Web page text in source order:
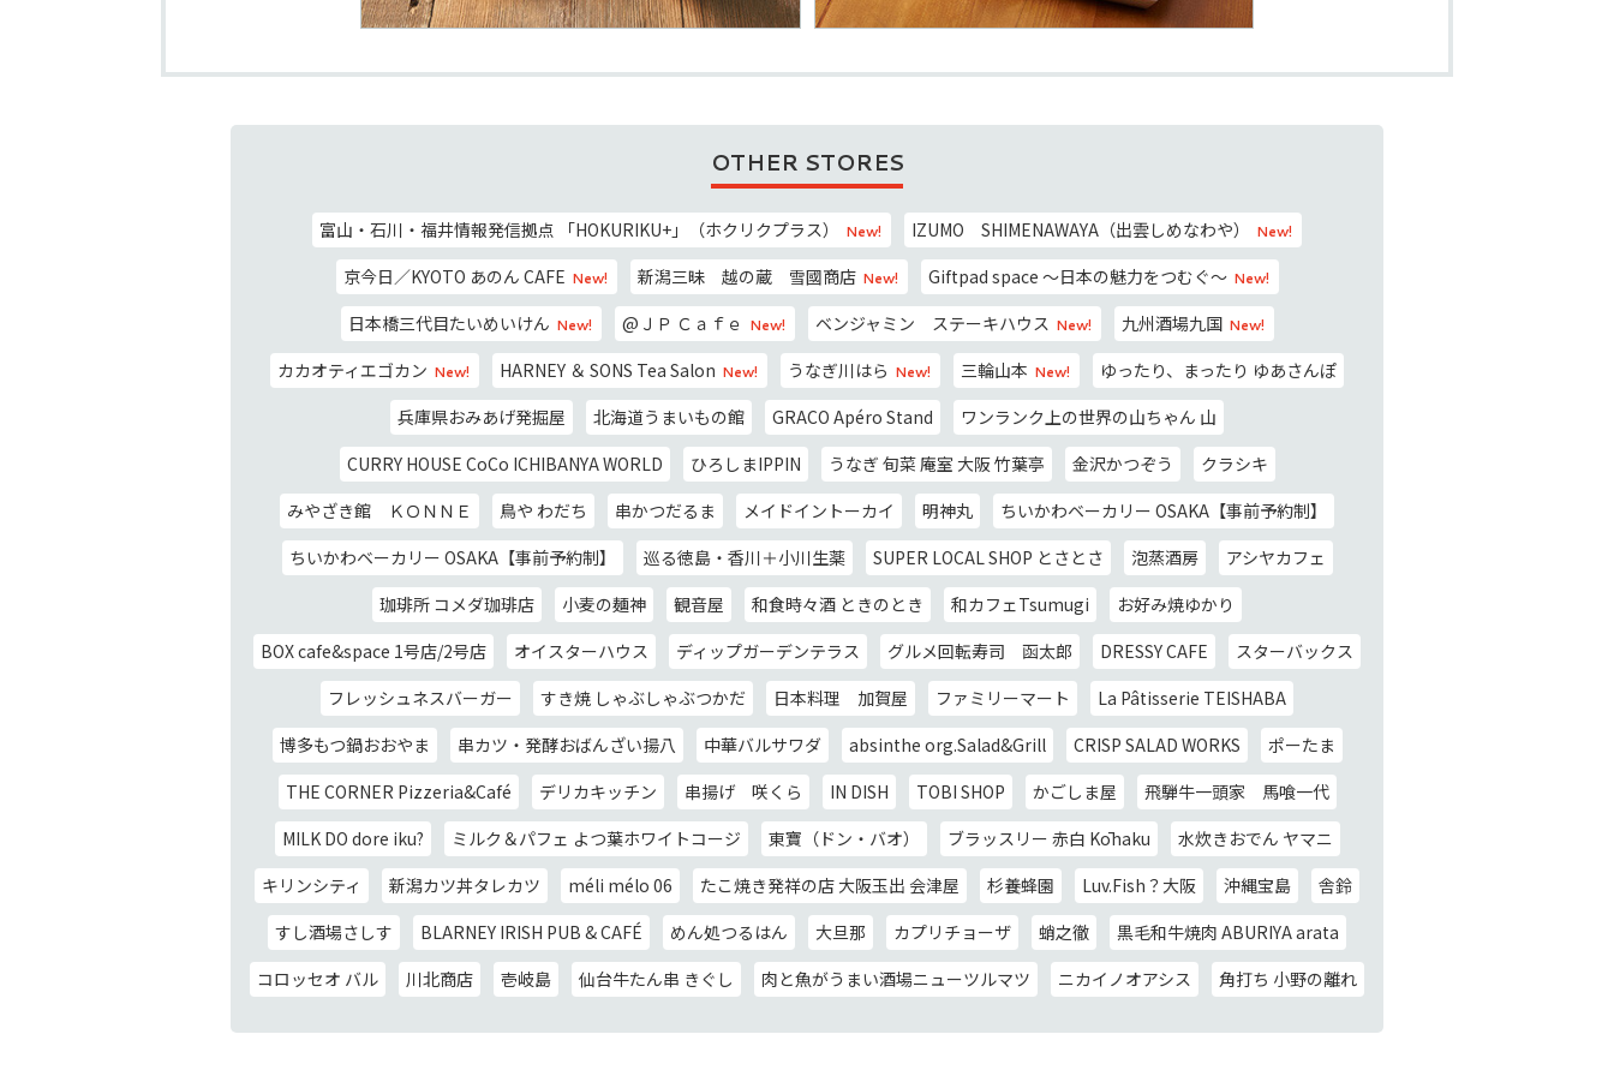
OTHER STORES
富山・石川・福井情報発信拠点 「HOKURIKU+」（ホクリクプラス） New! IZUMO SHIMENAWAYA（出雲しめなわや） New!
京今日／KYOTO あのん CAFE New! 新潟三昧 越の蔵 雪國商店 New! Giftpad space ～日本の魅力をつむぐ～ New!
日本橋三代目たいめいけん New! @ＪＰ Ｃａｆｅ New! ベンジャミン ステーキハウス New! 九州酒場九国 New!
カカオティエゴカン New! HARNEY ＆ SONS Tea Salon New! うなぎ川はら New! 三輪山本 New!
ゆったり、まったり ゆあさんぽ
兵庫県おみあげ発掘屋
北海道うまいもの館 GRACO Apéro Stand
ワンランク上の世界の山ちゃん 山
CURRY HOUSE CoCo ICHIBANYA WORLD
ひろしまIPPIN うなぎ 旬菜 庵室 大阪 竹葉亭 金沢かつぞう
クラシキ
みやざき館 ＫＯＮＮＥ
鳥や わだち 串かつだるま メイドイントーカイ 明神丸
ちいかわベーカリー OSAKA【事前予約制】
ちいかわベーカリー OSAKA【事前予約制】
巡る徳島・香川＋小川生薬 SUPER LOCAL SHOP とさとさ 泡蒸酒房
アシヤカフェ
珈琲所 コメダ珈琲店
小麦の麺神 観音屋 和食時々酒 ときのとき 和カフェTsumugi
お好み焼ゆかり
BOX cafe&space 1号店/2号店
オイスターハウス ディップガーデンテラス グルメ回転寿司 函太郎 DRESSY CAFE
スターバックス
フレッシュネスバーガー
すき焼 しゃぶしゃぶつかだ 日本料理 加賀屋 ファミリーマート
La Pâtisserie TEISHABA
博多もつ鍋おおやま
串カツ・発酵おばんざい揚八 中華バルサワダ absinthe org.Salad&Grill CRISP SALAD WORKS
ポーたま
THE CORNER Pizzeria&Café
デリカキッチン 串揚げ 咲くら IN DISH TOBI SHOP かごしま屋
飛騨牛一頭家 馬喰一代
MILK DO dore iku?
ミルク＆パフェ よつ葉ホワイトコージ 東寶（ドン・バオ） ブラッスリー 赤白 Kōhaku
水炊きおでん ヤマニ
キリンシティ
新潟カツ丼タレカツ méli mélo 06 たこ焼き発祥の店 大阪玉出 会津屋 杉養蜂園 Luv.Fish？大阪 沖縄宝島
舎鈴
すし酒場さしす
BLARNEY IRISH PUB & CAFÉ めん処つるはん 大旦那 カプリチョーザ 蛸之徹
黒毛和牛焼肉 ABURIYA arata
コロッセオ バル
川北商店 壱岐島 仙台牛たん串 きぐし 肉と魚がうまい酒場ニューツルマツ ニカイノオアシス 角打ち 小野の離れ